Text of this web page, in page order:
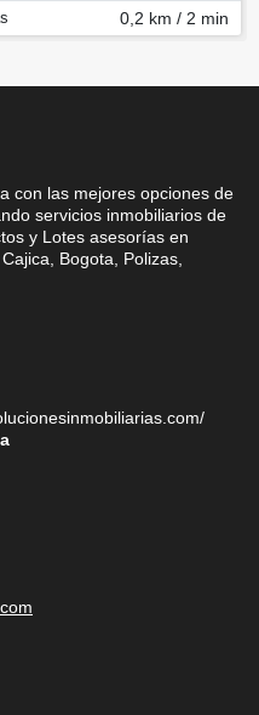
0,2 km / 2 min
con las mejores opciones de
servicios inmobiliarios de
y Lotes asesorías en
Bogota, Polizas,